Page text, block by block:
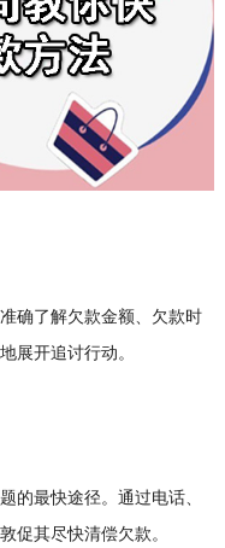
了解欠款金额、欠款时
展开追讨行动。
最快途径。通过电话、
促其尽快清偿欠款。